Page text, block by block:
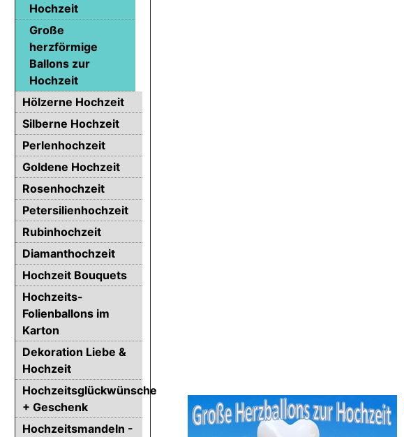
Hochzeit
Große
herzförmige
Ballons zur
Hochzeit
Hölzerne Hochzeit
Silberne Hochzeit
Perlenhochzeit
Goldene Hochzeit
Rosenhochzeit
Petersilienhochzeit
Rubinhochzeit
Diamanthochzeit
Hochzeit Bouquets
Hochzeits-
Folienballons im
Karton
Dekoration Liebe &
Hochzeit
Hochzeitsglückwünsche
+ Geschenk
Hochzeitsmandeln -